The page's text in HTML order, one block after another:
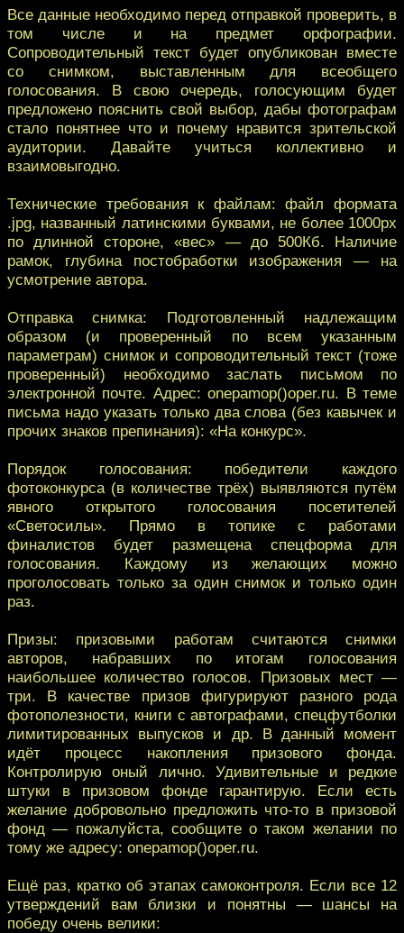
Все данные необходимо перед отправкой проверить, в
том числе и на предмет орфографии.
Сопроводительный текст будет опубликован вместе
со снимком, выставленным для всеобщего
голосования. В свою очередь, голосующим будет
предложено пояснить свой выбор, дабы фотографам
стало понятнее что и почему нравится зрительской
аудитории. Давайте учиться коллективно и
взаимовыгодно.
Технические требования к файлам: файл формата
.jpg, названный латинскими буквами, не более 1000px
по длинной стороне, «вес» — до 500Кб. Наличие
рамок, глубина постобработки изображения — на
усмотрение автора.
Отправка снимка: Подготовленный надлежащим
образом (и проверенный по всем указанным
параметрам) снимок и сопроводительный текст (тоже
проверенный) необходимо заслать письмом по
электронной почте. Адрес: onepamop()oper.ru. В теме
письма надо указать только два слова (без кавычек и
прочих знаков препинания): «На конкурс».
Порядок голосования: победители каждого
фотоконкурса (в количестве трёх) выявляются путём
явного открытого голосования посетителей
«Светосилы». Прямо в топике с работами
финалистов будет размещена спецформа для
голосования. Каждому из желающих можно
проголосовать только за один снимок и только один
раз.
Призы: призовыми работам считаются снимки
авторов, набравших по итогам голосования
наибольшее количество голосов. Призовых мест —
три. В качестве призов фигурируют разного рода
фотополезности, книги с автографами, спецфутболки
лимитированных выпусков и др. В данный момент
идёт процесс накопления призового фонда.
Контролирую оный лично. Удивительные и редкие
штуки в призовом фонде гарантирую. Если есть
желание добровольно предложить что-то в призовой
фонд — пожалуйста, сообщите о таком желании по
тому же адресу: onepamop()oper.ru.
Ещё раз, кратко об этапах самоконтроля. Если все 12
утверждений вам близки и понятны — шансы на
победу очень велики: